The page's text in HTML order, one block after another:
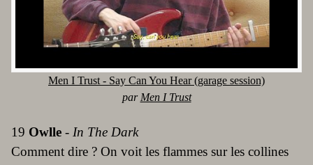
Men I Trust - Say Can You Hear (garage session)
par Men I Trust
19 Owlle - In The Dark
Comment dire ? On voit les flammes sur les collines